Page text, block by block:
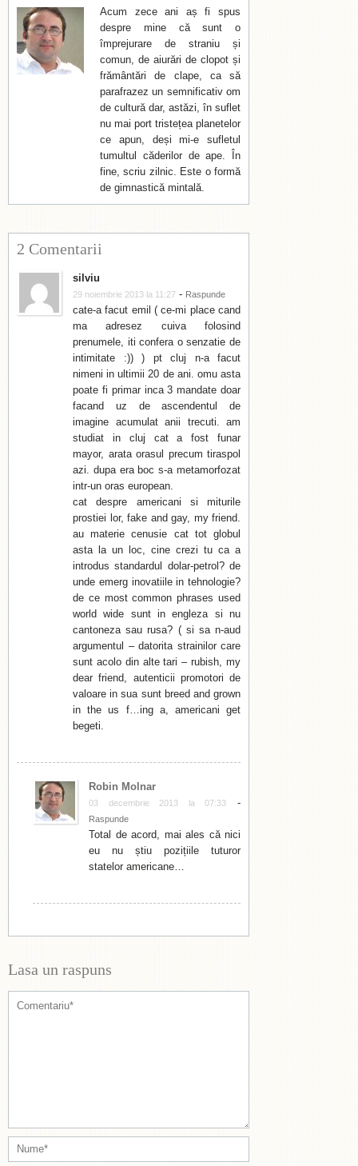
Acum zece ani aș fi spus
despre mine că sunt o
împrejurare de straniu și
comun, de aiurări de clopot și
frământări de clape, ca să
parafrazez un semnificativ om
de cultură dar, astăzi, în suflet
nu mai port tristețea planetelor
ce apun, deși mi-e sufletul
tumultul căderilor de ape. În
fine, scriu zilnic. Este o formă
de gimnastică mintală.
2 Comentarii
silviu
29 noiembrie 2013 la 11:27 - Raspunde
cate-a facut emil ( ce-mi place cand
ma adresez cuiva folosind
prenumele, iti confera o senzatie de
intimitate :)) ) pt cluj n-a facut
nimeni in ultimii 20 de ani. omu asta
poate fi primar inca 3 mandate doar
facand uz de ascendentul de
imagine acumulat anii trecuti. am
studiat in cluj cat a fost funar
mayor, arata orasul precum tiraspol
azi. dupa era boc s-a metamorfozat
intr-un oras european.
cat despre americani si miturile
prostiei lor, fake and gay, my friend.
au materie cenusie cat tot globul
asta la un loc, cine crezi tu ca a
introdus standardul dolar-petrol? de
unde emerg inovatiile in tehnologie?
de ce most common phrases used
world wide sunt in engleza si nu
cantoneza sau rusa? ( si sa n-aud
argumentul – datorita strainilor care
sunt acolo din alte tari – rubish, my
dear friend, autenticii promotori de
valoare in sua sunt breed and grown
in the us f…ing a, americani get
begeti.
Robin Molnar
03 decembrie 2013 la 07:33 -
Raspunde
Total de acord, mai ales că nici
eu nu știu pozițiile tuturor
statelor americane…
Lasa un raspuns